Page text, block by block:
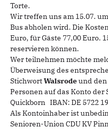
Torte.
Wir treffen uns am 15.07.
Bus abholen wird. Die
Euro, für Gäste 77,00 Euro.
reservieren können.
Wer teilnehmen möchte
Überweisung des
StichwortWalsrodeund
Personen auf das Konto der
Quickborn IBAN: DE 5722
Als Kontoinhaber ist
Senioren-Union CDU KV